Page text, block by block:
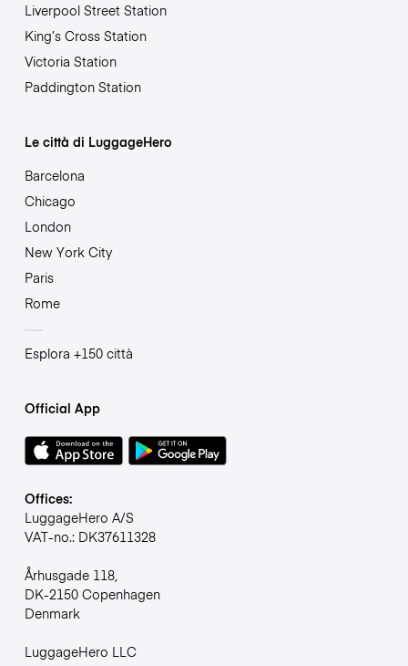
Liverpool Street Station
King’s Cross Station
Victoria Station
Paddington Station
Le città di LuggageHero
Barcelona
Chicago
London
New York City
Paris
Rome
Esplora +150 città
Official App
Offices:
LuggageHero A/S
VAT-no.: DK37611328
Århusgade 118,
DK-2150 Copenhagen
Denmark
LuggageHero LLC